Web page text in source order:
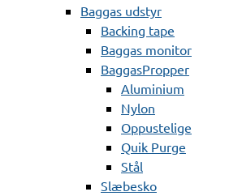
Baggas udstyr
Backing tape
Baggas monitor
BaggasPropper
Aluminium
Nylon
Oppustelige
Quik Purge
Stål
Slæbesko